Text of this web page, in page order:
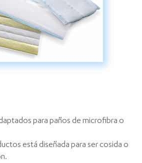
para paños de microfibra o
está diseñada para ser cosida o